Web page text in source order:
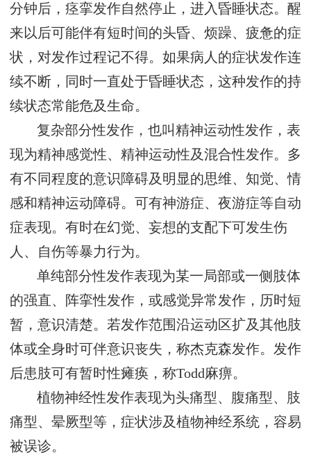
分钟后，痉挛发作自然停止，进入昏睡状态。醒
来以后可能伴有短时间的头昏、烦躁、疲惫的症
状，对发作过程记不得。如果病人的症状发作连
续不断，同时一直处于昏睡状态，这种发作的持
续状态常能危及生命。
复杂部分性发作，也叫精神运动性发作，表
现为精神感觉性、精神运动性及混合性发作。多
有不同程度的意识障碍及明显的思维、知觉、情
感和精神运动障碍。可有神游症、夜游症等自动
症表现。有时在幻觉、妄想的支配下可发生伤
人、自伤等暴力行为。
单纯部分性发作表现为某一局部或一侧肢体
的强直、阵挛性发作，或感觉异常发作，历时短
暂，意识清楚。若发作范围沿运动区扩及其他肢
体或全身时可伴意识丧失，称杰克森发作。发作
后患肢可有暂时性瘫痪，称Todd麻痹。
植物神经性发作表现为头痛型、腹痛型、肢
痛型、晕厥型等，症状涉及植物神经系统，容易
被误诊。